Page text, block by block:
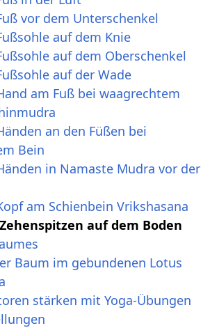
vor dem Unterschenkel
auf dem Knie
auf dem Oberschenkel
auf der Wade
am Fuß bei waagrechtem
an den Füßen bei
Bein
in Namaste Mudra vor der
am Schienbein Vrikshasana
auf dem Boden
Baum im gebundenen Lotus
stärken mit Yoga-Übungen